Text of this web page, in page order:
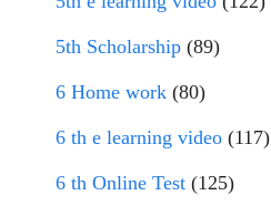
5th Scholarship (89)
6 Home work (80)
6 th e learning video (117)
6 th Online Test (125)